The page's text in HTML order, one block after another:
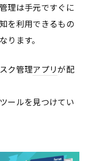
理は手元ですぐに
を利用できるもの
ます。
ク管理アプリが配
ールを見つけてい